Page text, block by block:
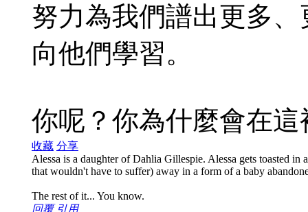
努力為我們譜出更多
向他們學習。
你呢？你為什麼會在這
收藏 分享
Alessa is a daughter of Dahlia Gillespie. Alessa gets toasted in
that wouldn't have to suffer) away in a form of a baby
The rest of it... You know.
回覆 引用